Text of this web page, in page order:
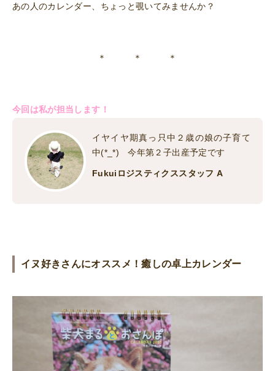
あの人のカレンダー、ちょっと覗いてみませんか？
＊ ＊ ＊
今回は私が担当します！
イヤイヤ期真っ只中２歳の娘の子育て
中(*_*) 今年第２子出産予定です
Fukuiロジスティクススタッフ A
イヌ好きさんにオススメ！癒しの卓上カレンダー